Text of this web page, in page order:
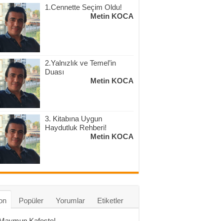
1.Cennette Seçim Oldu!
Metin KOCA
2.Yalnızlık ve Temel’in
Duası
Metin KOCA
3. Kitabına Uygun
Haydutluk Rehberi!
Metin KOCA
Popüler Yorumlar Etiketler